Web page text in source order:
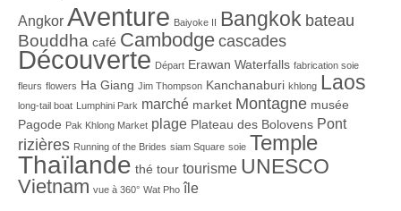
Angkor Aventure Baiyoke II Bangkok bateau
Bouddha café Cambodge cascades
Découverte Départ Erawan Waterfalls fabrication soie
fleurs flowers Ha Giang Jim Thompson Kanchanaburi khlong Laos
long-tail boat Lumphini Park marché market Montagne musée
Pagode Pak Khlong Market plage Plateau des Bolovens Pont
rizières Running of the Brides siam Square soie Temple
Thaïlande thé tour tourisme UNESCO
Vietnam vue à 360° Wat Pho île